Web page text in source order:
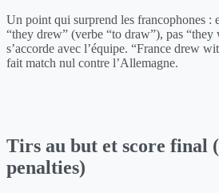
Un point qui surprend les francophones :
“they drew” (verbe “to draw”), pas
s’accorde avec l’équipe. “France drew
fait match nul contre l’Allemagne.
Tirs au but et score final
penalties)